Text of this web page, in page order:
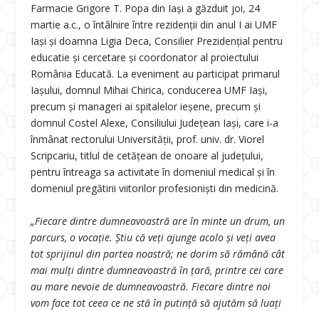
Farmacie Grigore T. Popa din Iași a găzduit joi, 24
martie a.c., o întâlnire între rezidenții din anul I ai UMF
Iași și doamna Ligia Deca, Consilier Prezidențial pentru
educatie și cercetare și coordonator al proiectului
România Educată. La eveniment au participat primarul
Iașului, domnul Mihai Chirica, conducerea UMF Iași,
precum și manageri ai spitalelor ieșene, precum și
domnul Costel Alexe, Consiliului Judeţean Iași, care i-a
înmânat rectorului Universității, prof. univ. dr. Viorel
Scripcariu, titlul de cetăţean de onoare al judeţului,
pentru întreaga sa activitate în domeniul medical şi în
domeniul pregătirii viitorilor profesionişti din medicină.
„Fiecare dintre dumneavoastră are în minte un drum, un
parcurs, o vocaţie. Ştiu că veţi ajunge acolo şi veţi avea
tot sprijinul din partea noastră; ne dorim să rămână cât
mai mulţi dintre dumneavoastră în ţară, printre cei care
au mare nevoie de dumneavoastră. Fiecare dintre noi
vom face tot ceea ce ne stă în putinţă să ajutăm să luaţi